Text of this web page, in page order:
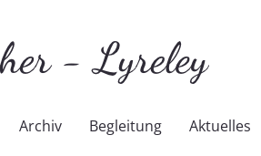
Archiv Begleitung Aktuelles
Gedichte Publikationen